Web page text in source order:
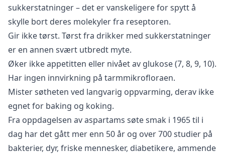
sukkerstatninger – det er vanskeligere for spytt å
skylle bort deres molekyler fra reseptoren.
Gir ikke tørst. Tørst fra drikker med sukkerstatninger
er en annen svært utbredt myte.
Øker ikke appetitten eller nivået av glukose (7, 8, 9, 10).
Har ingen innvirkning på tarmmikrofloraen.
Mister søtheten ved langvarig oppvarming, derav ikke
egnet for baking og koking.
Fra oppdagelsen av aspartams søte smak i 1965 til i
dag har det gått mer enn 50 år og over 700 studier på
bakterier, dyr, friske mennesker, diabetikere, ammende